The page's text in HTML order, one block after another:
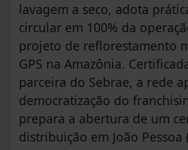
lavagem a seco, adota
circular em 100% da
projeto de reflorestamento
GPS na Amazônia.
parceira do Sebrae, a rede
democratização do
prepara a abertura de um
distribuição em João Pessoa